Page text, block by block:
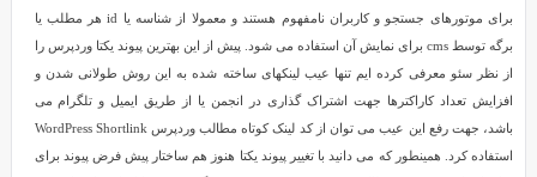
برای موتورهای جستجو و کاربران نامفهوم هستند و معمولا از شناسه یا id هر مطلب یا
برگه توسط cms برای نمایش آن استفاده می شود. پیش از این بهترین پیوند یکتا وردپرس را
از نظر سئو معرفی کرده ایم تنها عیب لینکهای ساخته شده به این روش طولانی شدن و
افزایش تعداد کاراکترها جهت اشتراک گذاری در انجمن یا از طریق ایمیل و تلگرام می
باشد، جهت رفع این عیب می توان از کد لینک کوتاه مطالب وردپرس WordPress Shortlink
استفاده کرد. همینطور که می دانید با تغییر پیوند یکتا هنوز هم ساختار پیش فرض پیوند برای